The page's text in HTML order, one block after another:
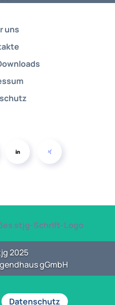
uns
2025
gGmbH
Datenschutz